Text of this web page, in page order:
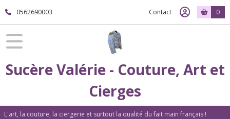
0562690003 Contact 0
Sucère Valérie - Couture, Art et
Cierges
L'art, la couture, la ciergerie et surtout la qualité du fait main français !